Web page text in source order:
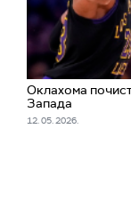
Оклахома
Запада
12. 05. 2026.